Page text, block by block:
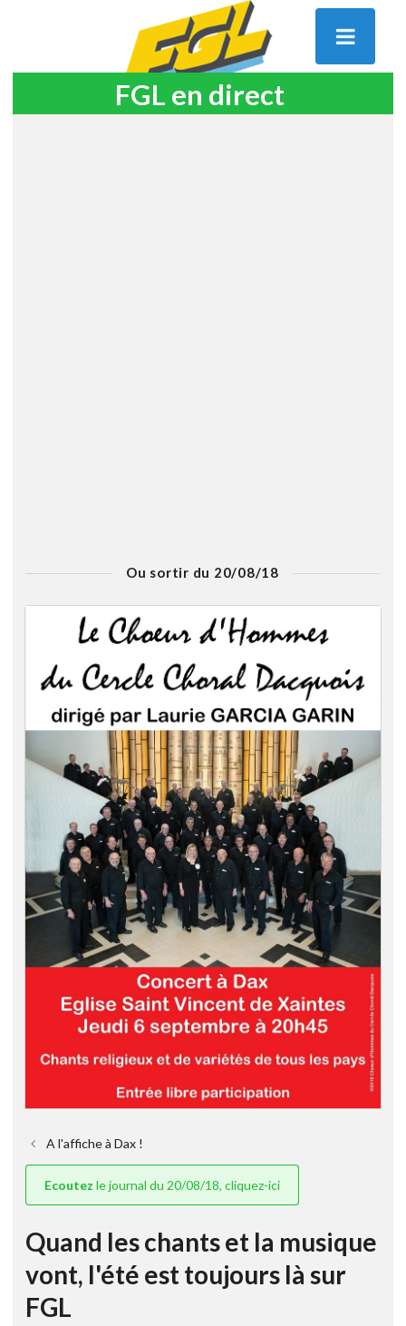
FGL en direct
Ou sortir du 20/08/18
A l'affiche à Dax !
Ecoutez le journal du 20/08/18, cliquez-ici
Quand les chants et la musique
vont, l'été est toujours là sur
FGL